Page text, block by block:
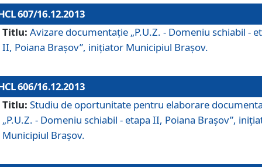
607/16.12.2013
Titlu: Avizare documentaţie „P.U.Z. - Domeniu schiabil -
II, Poiana Braşov”, iniţiator Municipiul Braşov.
606/16.12.2013
Titlu: Studiu de oportunitate pentru elaborare
„P.U.Z. - Domeniu schiabil - etapa II, Poiana Braşov”,
Municipiul Braşov.